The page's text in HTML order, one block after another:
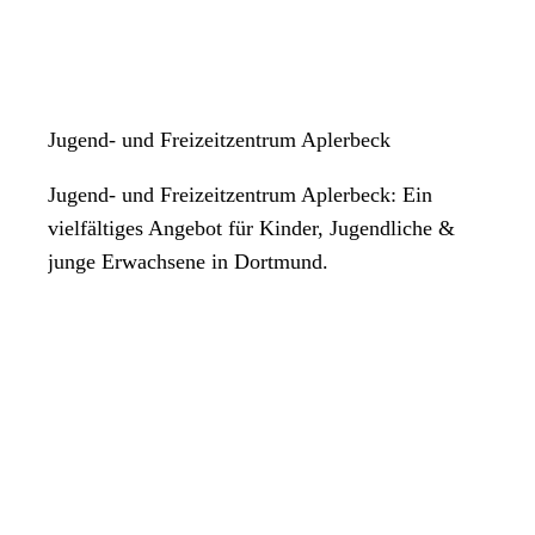
Jugend- und Freizeitzentrum Aplerbeck
Jugend- und Freizeitzentrum Aplerbeck: Ein
vielfältiges Angebot für Kinder, Jugendliche &
junge Erwachsene in Dortmund.